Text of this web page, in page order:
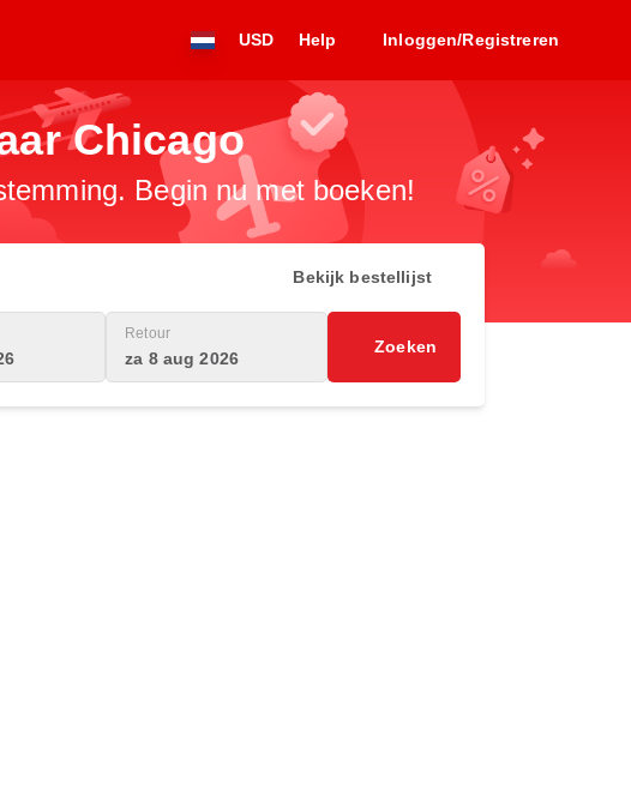
USD Help Inloggen/Registreren
Chicago
Begin nu met boeken!
Bekijk bestellijst
Retour
za 8 aug 2026
Zoeken